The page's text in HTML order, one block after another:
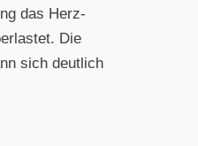
das Herz-
Die
sich deutlich